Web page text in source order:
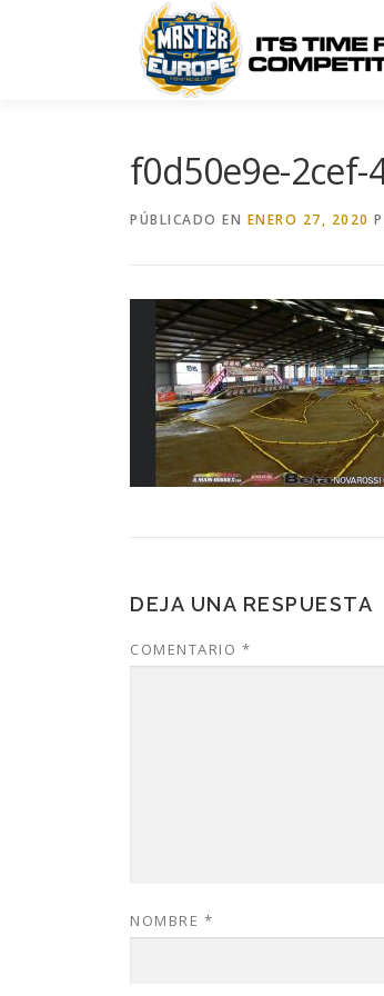
f0d50e9e-2cef-
PÚBLICADO EN ENERO 27, 2020
DEJA UNA RESPUESTA
COMENTARIO *
NOMBRE *